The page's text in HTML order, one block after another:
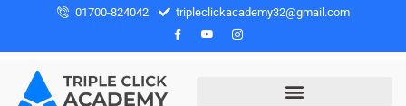
01700-824042 tripleclickacademy32@gmail.com